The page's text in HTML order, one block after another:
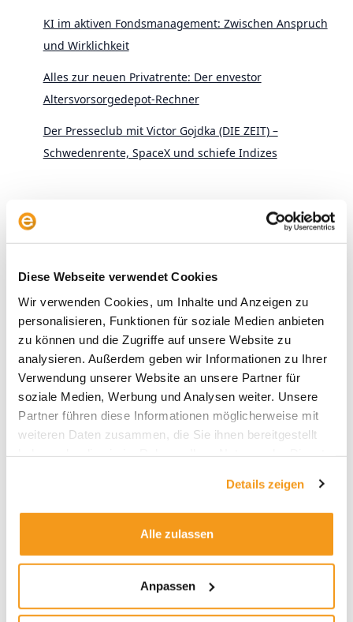
Diese Webseite verwendet Cookies
Wir verwenden Cookies, um Inhalte und Anzeigen zu
personalisieren, Funktionen für soziale Medien anbieten
zu können und die Zugriffe auf unsere Website zu
analysieren. Außerdem geben wir Informationen zu Ihrer
Verwendung unserer Website an unsere Partner für
soziale Medien, Werbung und Analysen weiter. Unsere
Partner führen diese Informationen möglicherweise mit
weiteren Daten zusammen, die Sie ihnen bereitgestellt
Details zeigen
Alle zulassen
Anpassen
KI im aktiven Fondsmanagement: Zwischen Anspruch
und Wirklichkeit
Alles zur neuen Privatrente: Der envestor
Altersvorsorgedepot-Rechner
Der Presseclub mit Victor Gojdka (DIE ZEIT) –
Schwedenrente, SpaceX und schiefe Indizes
Archive
2026
2025
2024
2023
2022